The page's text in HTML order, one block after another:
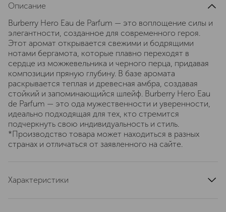
Описание
Burberry Hero Eau de Parfum — это воплощение силы и
элегантности, созданное для современного героя.
Этот аромат открывается свежими и бодрящими
нотами бергамота, которые плавно переходят в
сердце из можжевельника и черного перца, придавая
композиции пряную глубину. В базе аромата
раскрывается теплая и древесная амбра, создавая
стойкий и запоминающийся шлейф. Burberry Hero Eau
de Parfum — это ода мужественности и уверенности,
идеально подходящая для тех, кто стремится
подчеркнуть свою индивидуальность и стиль.
*Производство товара может находиться в разных
странах и отличаться от заявленного на сайте.
Характеристики